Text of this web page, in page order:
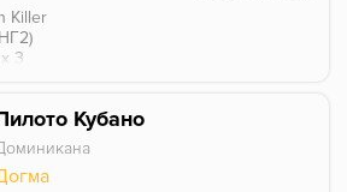
Killer
3
что оущается - это
древосности, вымоченной в
Кубано